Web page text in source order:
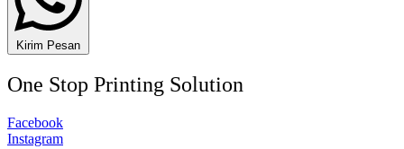
Kirim Pesan
One Stop Printing Solution
Facebook
Instagram